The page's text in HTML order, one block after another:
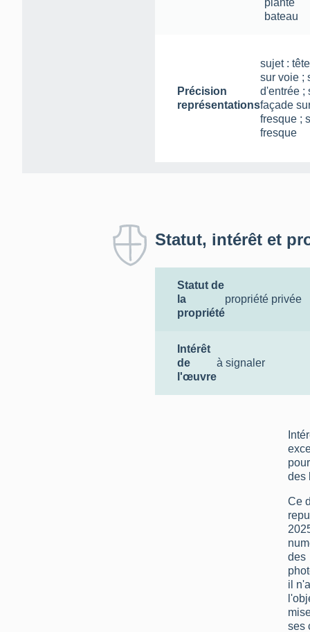
plante
bateau
Précision
représentations
sujet :
sur voie ;
d'entrée ;
façade
fresque ;
fresque
Statut, intérêt et
Statut de
la
propriété
propriété privée
Intérêt
de
l'œuvre
à signaler
des
Ce
des
il
ses